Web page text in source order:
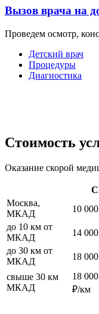
Вызов врача на
Проведем осмотр,
Детский врач
Процедуры
Диагностика
Стоимость
Оказание скорой
Москва,
МКАД
10
до 10 км от
МКАД
14
до 30 км от
МКАД
18
свыше 30 км
МКАД
18
₽/км